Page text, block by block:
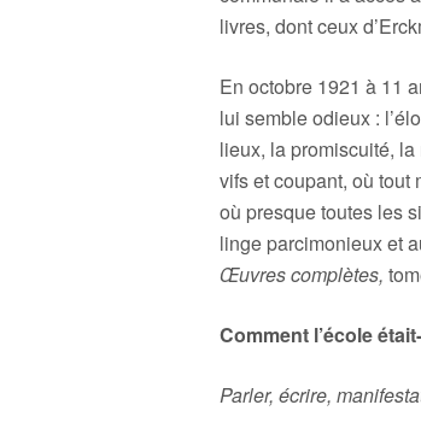
livres, dont ceux
En octobre 1921 à 11
lui semble odieux :
lieux, la promiscuité,
vifs et coupant, où tout
où presque toutes les
linge parcimonieux et
Œuvres complètes,
Comment l’école
Parler, écrire,